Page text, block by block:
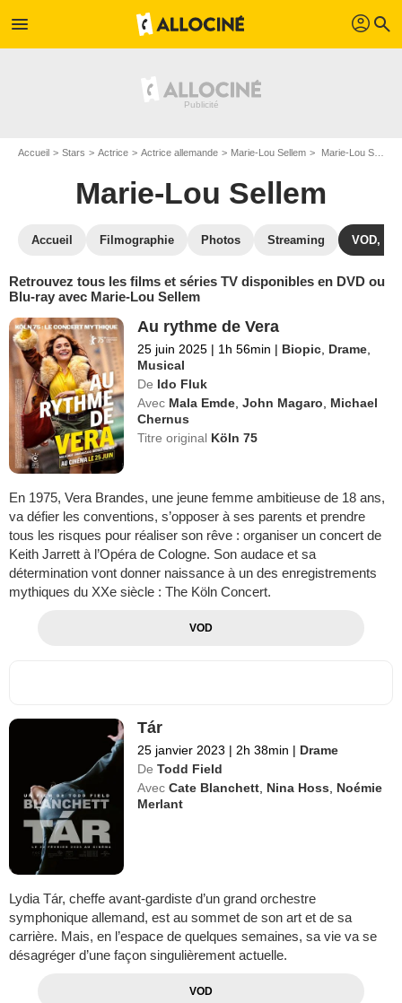
menu profil search
Accueil Stars Actrice Actrice allemande Marie-Lou Sellem Marie-Lou Sellem : ses Blu-Ray, DVD, VOD, SVOD
Marie-Lou Sellem
Accueil Filmographie Photos Streaming VOD,
Retrouvez tous les films et séries TV disponibles en DVD ou
Blu-ray avec Marie-Lou Sellem
Au rythme de Vera
25 juin 2025 | 1h 56min | Biopic Drame
Musical
De Ido Fluk
Avec Mala Emde ,John Magaro
Michael
Chernus
Titre original Köln 75
En 1975, Vera Brandes, une jeune femme ambitieuse de 18 ans,
va défier les conventions, s’opposer à ses parents et prendre
tous les risques pour réaliser son rêve : organiser un concert de
Keith Jarrett à l’Opéra de Cologne. Son audace et sa
détermination vont donner naissance à un des enregistrements
mythiques du XXe siècle : The Köln Concert.
VOD
Tár
25 janvier 2023 | 2h 38min | Drame
De Todd Field
Avec Cate Blanchett Nina Hoss
Noémie
Merlant
Lydia Tár, cheffe avant-gardiste d’un grand orchestre
symphonique allemand, est au sommet de son art et de sa
carrière. Mais, en l’espace de quelques semaines, sa vie va se
désagréger d’une façon singulièrement actuelle.
VOD